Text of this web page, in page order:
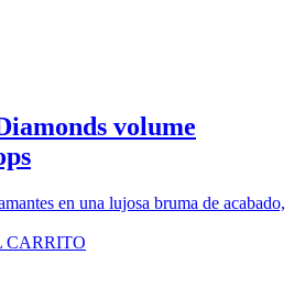
volume
en una lujosa bruma de acabado,
CARRITO